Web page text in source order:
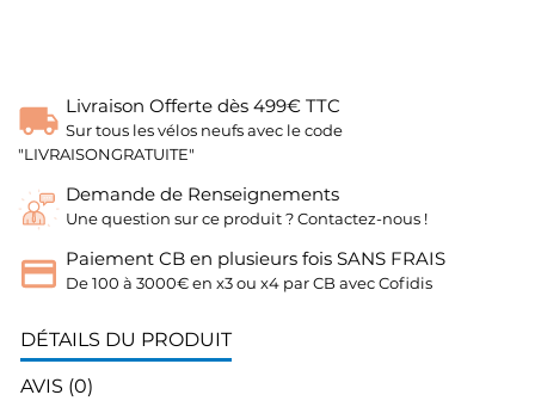
Livraison Offerte dès 499€ TTC
Sur tous les vélos neufs avec le code
"LIVRAISONGRATUITE"
Demande de Renseignements
Une question sur ce produit ? Contactez-nous !
Paiement CB en plusieurs fois SANS FRAIS
De 100 à 3000€ en x3 ou x4 par CB avec Cofidis
DÉTAILS DU PRODUIT
AVIS (0)